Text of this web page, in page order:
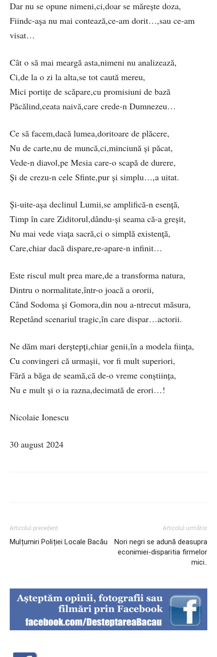
Dar nu se opune nimeni,ci,doar se mărește doza,
Fiindc-așa nu mai contează,ce-am dorit…,sau ce-am
visat…
Cât o să mai meargă asta,nimeni nu analizează,
Ci,de la o zi la alta,se tot caută mereu,
Mici portițe de scăpare,cu promisiuni de bază
Păcălind,ceata naivă,care crede-n Dumnezeu…
Ce să facem,dacă lumea,doritoare de plăcere,
Nu de carte,nu de muncă,ci,minciună și păcat,
Vede-n diavol,pe Mesia care-o scapă de durere,
Și de crezu-n cele Sfinte,pur și simplu…,a uitat.
Și-uite-așa declinul Lumii,se amplifică-n esență,
Timp în care Ziditorul,dându-și seama că-a greșit,
Nu mai vede viața sacră,ci o simplă existență,
Care,chiar dacă dispare,re-apare-n infinit…
Este riscul mult prea mare,de a transforma natura,
Dintru o normalitate,într-o joacă a ororii,
Când Sodoma și Gomora,din nou a-ntrecut măsura,
Repetând scenariul tragic,în care dispar…actorii.
Ne dăm mari derștepți,chiar genii,în a modela ființa,
Cu convingeri că urmașii, vor fi mult superiori,
Fără a băga de seamă,că de-o vreme conștiința,
Nu e mult și o ia razna,decimată de erori…!
Nicolaie Ionescu
30 august 2024
Articolul precedent
Mulțumiri Poliției Locale Bacău
Articolul următor
Nori negri se adună deasupra
econimiei-disparitia firmelor
mici..